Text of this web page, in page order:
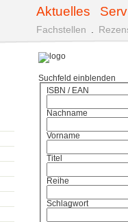
Aktuelles
Fachstellen
Suchfeld einblenden
ISBN / EAN
Nachname
Vorname
Titel
Reihe
Schlagwort